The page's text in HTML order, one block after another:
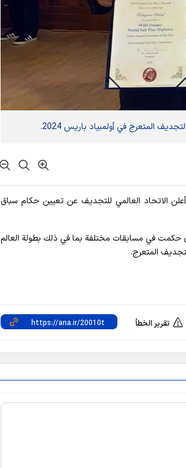
المتعرج في أولمبياد باريس 2024.
وکالة آنا الإخباریة، و قبل عام واحد من دورة الألعاب الأولمبية في باريس 2024، أعلن الاتحاد العالمي للتجديف عن تعيين حكام سباق
حكمت في مسابقات مختلفة بما في ذلك بطولة العالم
المتعرج.
تقرير الخطأ